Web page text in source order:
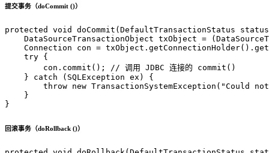
提交事务（doCommit ()）
protected void doCommit (DefaultTransactionStatus
DataSourceTransactionObject txObject =
Connection
con =
try {
        con.commit();
// 调用 JDBC 连接的 commit()
    }
catch (SQLException ex) {
throw new TransactionSystemException ( "Could
    }
}
回滚事务（doRollback ()）